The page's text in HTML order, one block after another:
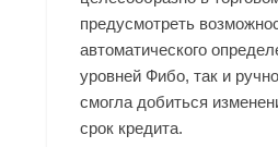
предусмотреть
автоматического
уровней Фибо, так и
смогла добиться
срок кредита.